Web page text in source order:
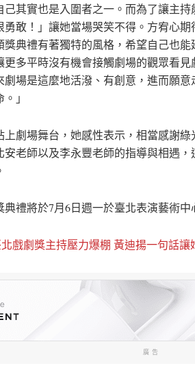
其實也是入圍者之一。而為了讓主
勇敢！」讓她當場哭笑不得。方宥心
獎典禮有著獨特的風格，希望自己也
多平時沒有機會接觸劇場的觀眾看
場是這麼地活潑、有創意，進而願
」
劇場舞台，她感性表示，相當感謝
安老師以及李永豐老師的指導與相遇
禮將於7月6日週一於臺北表演藝術中
戲劇獎主持壓力爆棚 黃迪揚一句話讓
廣告